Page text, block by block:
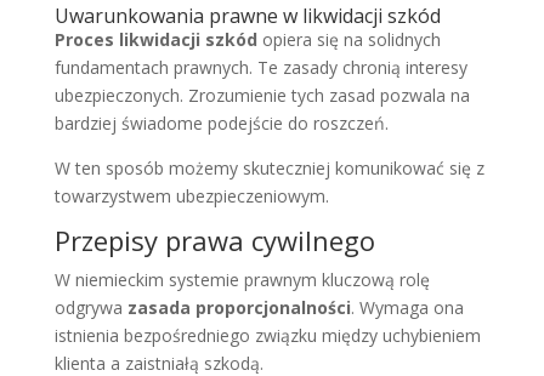
Uwarunkowania prawne w likwidacji szkód
Proces likwidacji szkód opiera się na solidnych
fundamentach prawnych. Te zasady chronią interesy
ubezpieczonych. Zrozumienie tych zasad pozwala na
bardziej świadome podejście do roszczeń.
W ten sposób możemy skuteczniej komunikować się z
towarzystwem ubezpieczeniowym.
Przepisy prawa cywilnego
W niemieckim systemie prawnym kluczową rolę
odgrywa zasada proporcjonalności. Wymaga ona
istnienia bezpośredniego związku między uchybieniem
klienta a zaistniałą szkodą.